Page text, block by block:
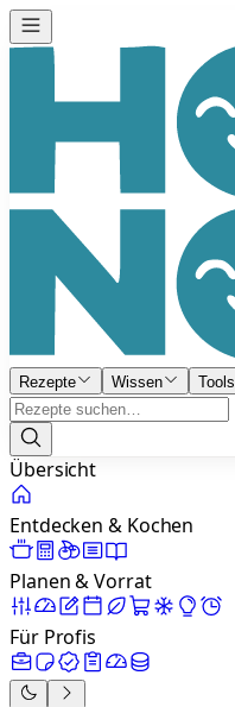
Rezepte Wissen Tools
Übersicht
Entdecken & Kochen
Planen & Vorrat
Für Profis